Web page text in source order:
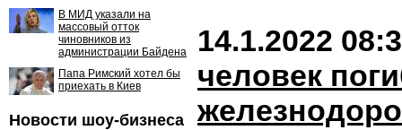
В МИД указали на
массовый отток
чиновников из
администрации Байдена
Папа Римский хотел бы
приехать в Киев
Новости шоу-бизнеса
14.1.2022
человек